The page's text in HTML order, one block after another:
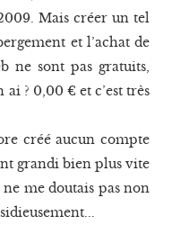
Mais créer un tel
et l’achat de
ne sont pas gratuits,
ai ? 0,00 € et c’est très
créé aucun compte
grandi bien plus vite
ne me doutais pas non